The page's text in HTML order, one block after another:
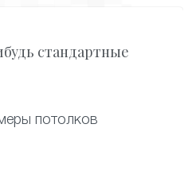
стандартные
потолков